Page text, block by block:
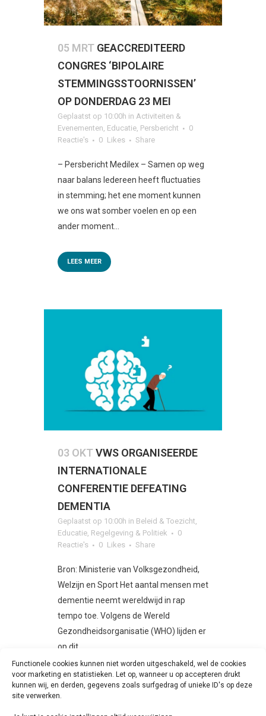
Functionele cookies kunnen niet worden uitgeschakeld, wel de cookies
voor marketing en statistieken. Let op, wanneer u op accepteren drukt
kunnen wij, en derden, gegevens zoals surfgedrag of unieke ID's op deze
site verwerken.
05 MRT GEACCREDITEERD
CONGRES ‘BIPOLAIRE
STEMMINGSSTOORNISSEN’
OP DONDERDAG 23 MEI
Geplaatst op 10:00h in Activiteiten &
Evenementen Educatie Persbericht
0
Reactie's
0 Likes Share
– Persbericht Medilex – Samen op weg
naar balans Iedereen heeft fluctuaties
in stemming; het ene moment kunnen
we ons wat somber voelen en op een
ander moment...
LEES MEER
03 OKTVWS ORGANISEERDE
INTERNATIONALE
CONFERENTIE DEFEATING
DEMENTIA
Geplaatst op 10:00h in Beleid & Toezicht,
Educatie, Regelgeving & Politiek
0
Reactie's
0 Likes Share
Bron: Ministerie van Volksgezondheid,
Welzijn en Sport Het aantal mensen met
dementie neemt wereldwijd in rap
tempo toe. Volgens de Wereld
Gezondheidsorganisatie (WHO) lijden er
op dit...
LEES MEER